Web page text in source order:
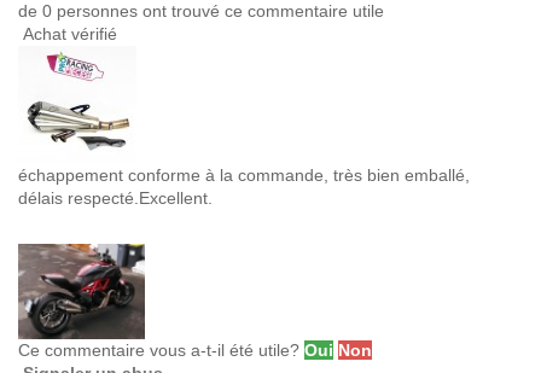
de 0 personnes ont trouvé ce commentaire utile
Achat vérifié
échappement conforme à la commande, très bien emballé,
délais respecté.Excellent.
Ce commentaire vous a-t-il été utile? Oui Non